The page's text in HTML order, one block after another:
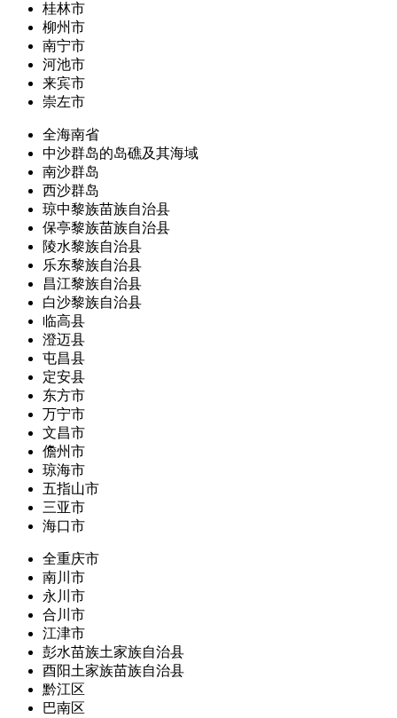
桂林市
柳州市
南宁市
河池市
来宾市
崇左市
全海南省
中沙群岛的岛礁及其海域
南沙群岛
西沙群岛
琼中黎族苗族自治县
保亭黎族苗族自治县
陵水黎族自治县
乐东黎族自治县
昌江黎族自治县
白沙黎族自治县
临高县
澄迈县
屯昌县
定安县
东方市
万宁市
文昌市
儋州市
琼海市
五指山市
三亚市
海口市
全重庆市
南川市
永川市
合川市
江津市
彭水苗族土家族自治县
酉阳土家族苗族自治县
黔江区
巴南区